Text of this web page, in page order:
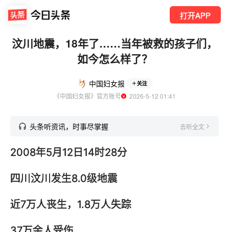
打开APP
汶川地震，18年了……当年被救的孩子们，
如今怎么样了？
中国妇女报 关注
《中国妇女报》官方账号
  2026-5-12 01:41
头条听资讯，时事尽掌握 去听全文
2008年5月12日14时28分
四川汶川发生8.0级地震
近7万人丧生，1.8万人失踪